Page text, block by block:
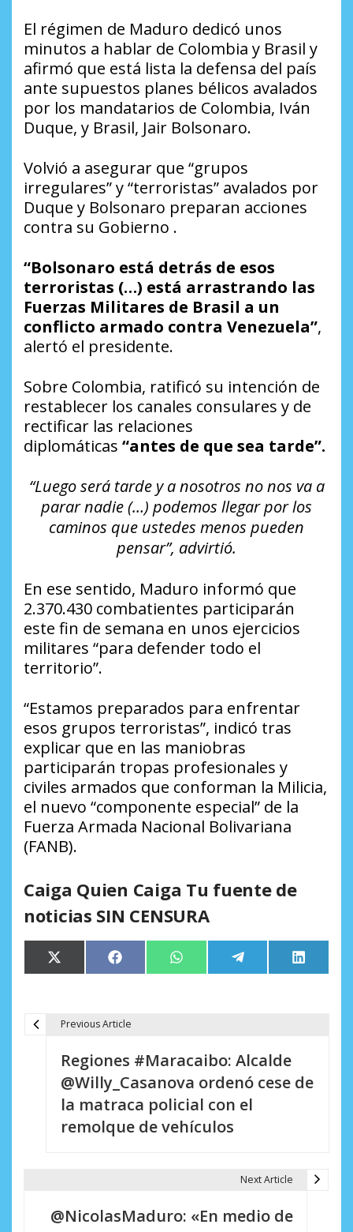
El régimen de Maduro dedicó unos
minutos a hablar de Colombia y Brasil y
afirmó que está lista la defensa del país
ante supuestos planes bélicos avalados
por los mandatarios de Colombia, Iván
Duque, y Brasil, Jair Bolsonaro.
Volvió a asegurar que “grupos
irregulares” y “terroristas” avalados por
Duque y Bolsonaro preparan acciones
contra su Gobierno .
“Bolsonaro está detrás de esos
terroristas (…) está arrastrando las
Fuerzas Militares de Brasil a un
conflicto armado contra Venezuela”,
alertó el presidente.
Sobre Colombia, ratificó su intención de
restablecer los canales consulares y de
rectificar las relaciones
diplomáticas “antes de que sea tarde”.
“Luego será tarde y a nosotros no nos va a
parar nadie (…) podemos llegar por los
caminos que ustedes menos pueden
pensar”, advirtió.
En ese sentido, Maduro informó que
2.370.430 combatientes participarán
este fin de semana en unos ejercicios
militares “para defender todo el
territorio”.
“Estamos preparados para enfrentar
esos grupos terroristas”, indicó tras
explicar que en las maniobras
participarán tropas profesionales y
civiles armados que conforman la Milicia,
el nuevo “componente especial” de la
Fuerza Armada Nacional Bolivariana
(FANB).
Caiga Quien Caiga Tu fuente de
noticias SIN CENSURA
Compartir
en
X
(Twitter)
Compartir
en
Facebook Compartir
en
WhatsApp Compartir
en
Telegram
en
LinkedIn
Previous Article
Regiones #Maracaibo: Alcalde
@Willy_Casanova ordenó cese de
la matraca policial con el
remolque de vehículos
Next Article
@NicolasMaduro: «En medio de